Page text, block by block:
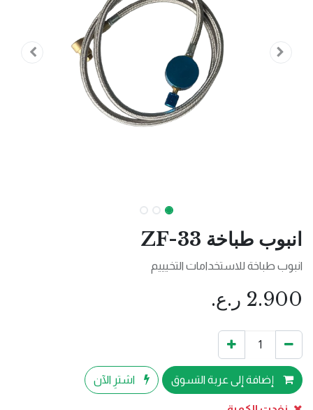
انبوب طباخة ZF-33
انبوب طباخة للاستخدامات التخيييم
2.900 ر.ع.
إضافة إلى عربة التسوق اشترِ الآن